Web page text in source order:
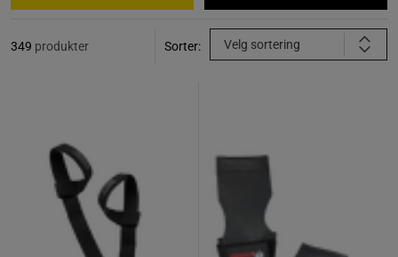
349 produkter Sorter: Velg sortering